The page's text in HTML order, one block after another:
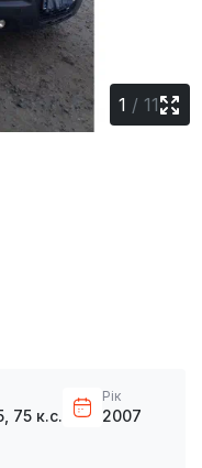
1 / 11
75 к.с.
Рік
2007